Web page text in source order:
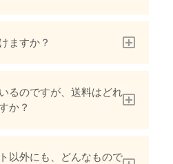
ますか？
るのですが、送料はどれ
か？
以外にも、どんなもので